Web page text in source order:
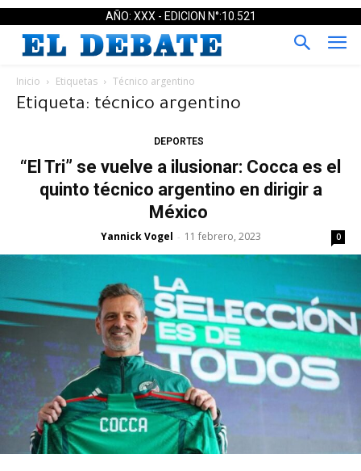
AÑO: XXX - EDICION N°:10.521
Inicio Etiquetas Técnico argentino
Etiqueta: técnico argentino
DEPORTES
“El Tri” se vuelve a ilusionar: Cocca es el
quinto técnico argentino en dirigir a
México
Yannick Vogel - 11 febrero, 2023 0